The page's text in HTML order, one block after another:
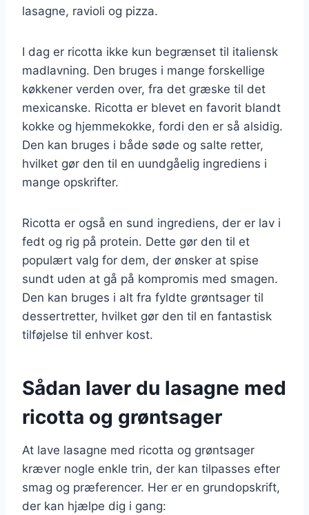
lasagne, ravioli og pizza.
I dag er ricotta ikke kun begrænset til italiensk
madlavning. Den bruges i mange forskellige
køkkener verden over, fra det græske til det
mexicanske. Ricotta er blevet en favorit blandt
kokke og hjemmekokke, fordi den er så alsidig.
Den kan bruges i både søde og salte retter,
hvilket gør den til en uundgåelig ingrediens i
mange opskrifter.
Ricotta er også en sund ingrediens, der er lav i
fedt og rig på protein. Dette gør den til et
populært valg for dem, der ønsker at spise
sundt uden at gå på kompromis med smagen.
Den kan bruges i alt fra fyldte grøntsager til
dessertretter, hvilket gør den til en fantastisk
tilføjelse til enhver kost.
Sådan laver du lasagne med
ricotta og grøntsager
At lave lasagne med ricotta og grøntsager
kræver nogle enkle trin, der kan tilpasses efter
smag og præferencer. Her er en grundopskrift,
der kan hjælpe dig i gang: